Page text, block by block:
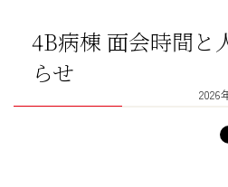
4B病棟 面会時間と
らせ
2026